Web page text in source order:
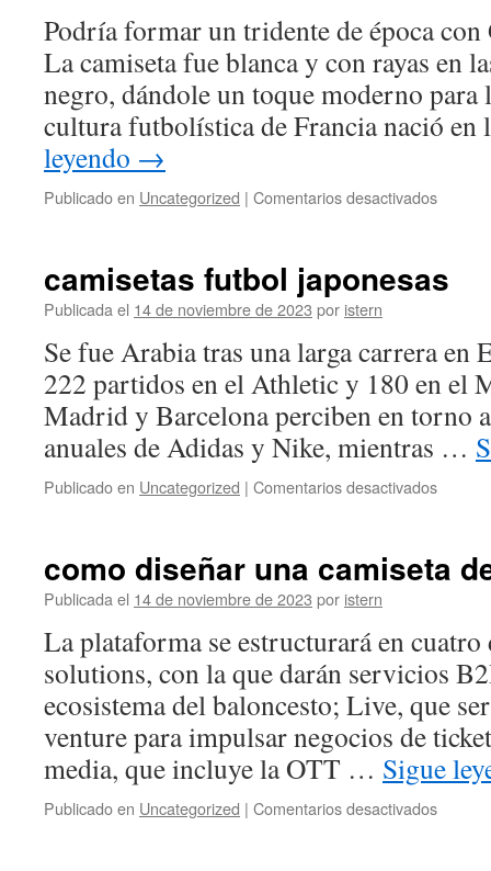
Podría formar un tridente de época
La camiseta fue blanca y con rayas en
negro, dándole un toque moderno para
cultura futbolística de Francia nació
leyendo →
Publicado en Uncategorized | Comentarios desactivadosen
futbol
camisetas futbol japonesas
Publicada el 14 de noviembre de 2023 por istern
Se fue Arabia tras una larga carrera en
222 partidos en el Athletic y 180 en el
Madrid y Barcelona perciben en torno
anuales de Adidas y Nike, mientras …
Publicado en Uncategorized | Comentarios desactivadosen
como diseñar una camiseta
Publicada el 14 de noviembre de 2023 por istern
La plataforma se estructurará en
solutions, con la que darán servicios
ecosistema del baloncesto; Live, que
venture para impulsar negocios de
media, que incluye la OTT … Sigue
Publicado en Uncategorized | Comentarios desactivadosen